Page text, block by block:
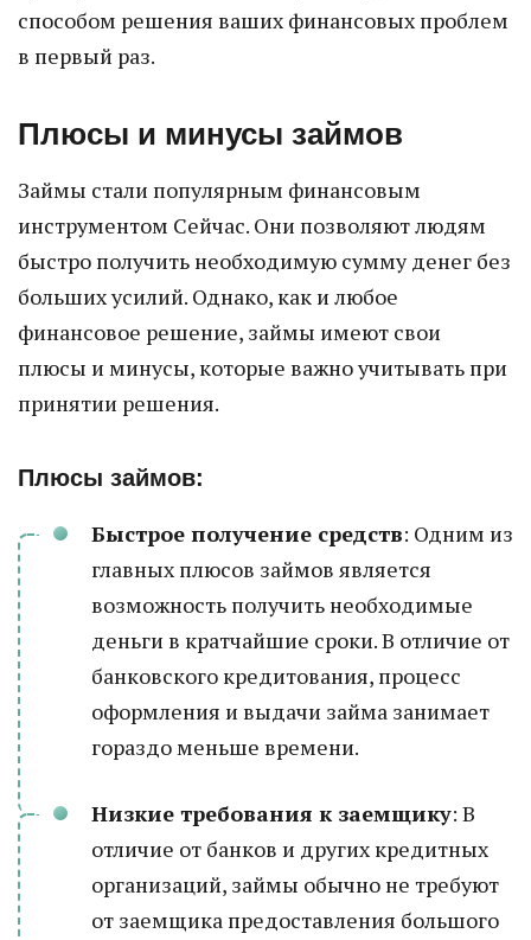
способом решения ваших финансовых проблем
в первый раз.
Плюсы и минусы займов
Займы стали популярным финансовым
инструментом Сейчас. Они позволяют людям
быстро получить необходимую сумму денег без
больших усилий. Однако, как и любое
финансовое решение, займы имеют свои
плюсы и минусы, которые важно учитывать при
принятии решения.
Плюсы займов:
Быстрое получение средств: Одним из
главных плюсов займов является
возможность получить необходимые
деньги в кратчайшие сроки. В отличие от
банковского кредитования, процесс
оформления и выдачи займа занимает
гораздо меньше времени.
Низкие требования к заемщику: В
отличие от банков и других кредитных
организаций, займы обычно не требуют
от заемщика предоставления большого